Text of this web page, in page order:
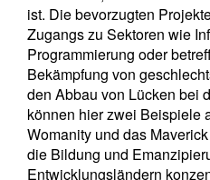
ist. Die bevorzugten
Zugangs zu Sektoren wie
Programmierung oder
Bekämpfung von
den Abbau von Lücken bei
können hier zwei Beispiele
Womanity und das
die Bildung und
Entwicklungsländern